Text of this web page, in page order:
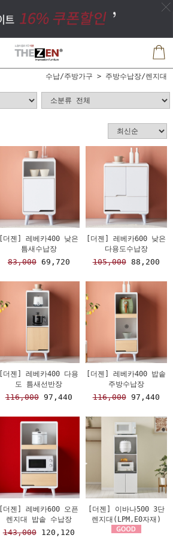
수납/주방가구 주방수납장/렌지대
[더젠] 레베카400 낮은
틈새수납장
83,00069,720
[더젠] 레베카600 낮은
다용도수납장
105,00088,200
[더젠] 레베카400 다용
도 틈새선반장
116,00097,440
[더젠] 레베카400 밥솥
주방수납장
116,00097,440
[더젠] 레베카600 오픈
렌지대 밥솥 수납장
143,000120,120
[더젠] 이바나500 3단
렌지대(LPM,E0자재)